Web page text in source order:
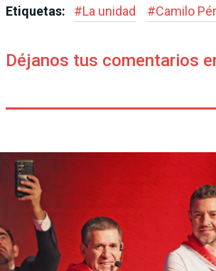
Etiquetas: #La unidad #Camilo
Déjanos tus comentarios